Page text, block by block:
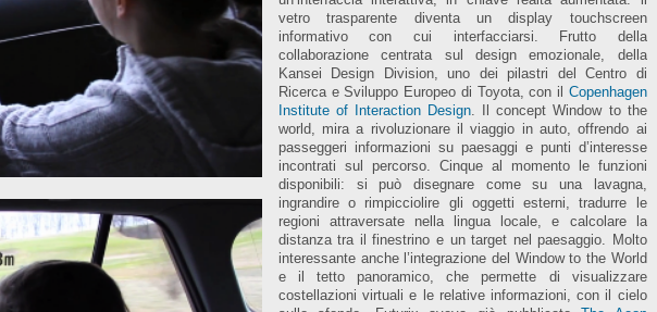
vetro trasparente diventa un display touchscreen
informativo con cui interfacciarsi. Frutto della
collaborazione centrata sul design emozionale, della
Kansei Design Division, uno dei pilastri del Centro di
Ricerca e Sviluppo Europeo di Toyota, con il Copenhagen
Institute of Interaction Design. Il concept Window to the
world, mira a rivoluzionare il viaggio in auto, offrendo ai
passeggeri informazioni su paesaggi e punti d’interesse
incontrati sul percorso. Cinque al momento le funzioni
disponibili: si può disegnare come su una lavagna,
ingrandire o rimpicciolire gli oggetti esterni, tradurre le
regioni attraversate nella lingua locale, e calcolare la
distanza tra il finestrino e un target nel paesaggio. Molto
interessante anche l’integrazione del Window to the World
e il tetto panoramico, che permette di visualizzare
costellazioni virtuali e le relative informazioni, con il cielo